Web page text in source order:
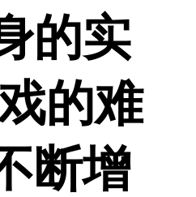
的实
的难
断增